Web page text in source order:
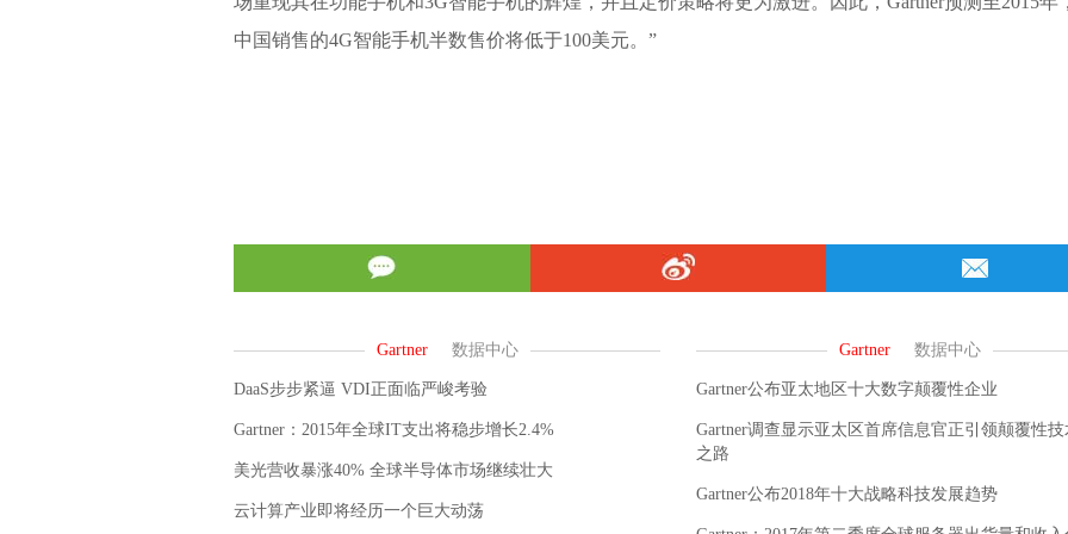
中国销售的4G智能手机半数售价将低于100美元。”
DaaS步步紧逼 VDI正面临严峻考验
Gartner：2015年全球IT支出将稳步增长2.4%
美光营收暴涨40% 全球半导体市场继续壮大
云计算产业即将经历一个巨大动荡
Gartner公布亚太地区十大数字颠覆性企业
Gartner调查显示亚太区首席信息官正引领颠覆性技
之路
Gartner公布2018年十大战略科技发展趋势